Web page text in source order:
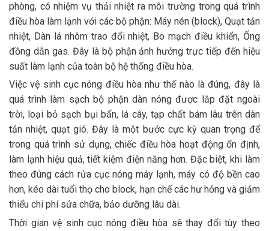
phòng, có nhiệm vụ thải nhiệt ra môi trường trong quá trình
điều hòa làm lạnh với các bộ phận: Máy nén (block), Quạt tản
nhiệt, Dàn lá nhôm trao đổi nhiệt, Bo mạch điều khiển, Ống
đồng dẫn gas. Đây là bộ phận ảnh hưởng trực tiếp đến hiệu
suất làm lạnh của toàn bộ hệ thống điều hòa.
Việc vệ sinh cục nóng điều hòa như thế nào là đúng, đây là
quá trình làm sạch bộ phận dàn nóng được lắp đặt ngoài
trời, loại bỏ sạch bụi bẩn, lá cây, tạp chất bám lâu trên dàn
tản nhiệt, quạt gió. Đây là một bước cực kỳ quan trọng để
trong quá trình sử dụng, chiếc điều hòa hoạt động ổn định,
làm lạnh hiệu quả, tiết kiệm điện năng hơn. Đặc biệt, khi làm
theo đúng cách rửa cục nóng máy lạnh, máy có độ bền cao
hơn, kéo dài tuổi thọ cho block, hạn chế các hư hỏng và giảm
thiểu chi phí sửa chữa, bảo dưỡng lâu dài.
Thời gian vệ sinh cục nóng điều hòa sẽ thay đổi tùy theo